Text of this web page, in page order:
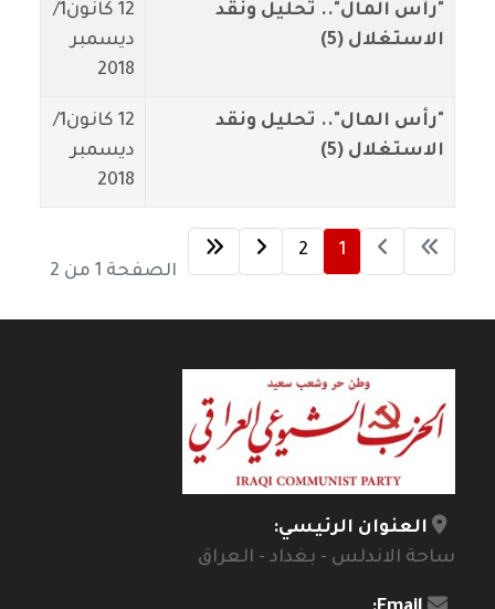
"رأس المال".. تحليل ونقد
الاستغلال (5)
12 كانون1/
ديسمبر
2018
"رأس المال".. تحليل ونقد
الاستغلال (5)
12 كانون1/
ديسمبر
2018
الصفحة 1 من 2
1
2
العنوان الرئيسي:
ساحة الاندلس - بغداد - العراق